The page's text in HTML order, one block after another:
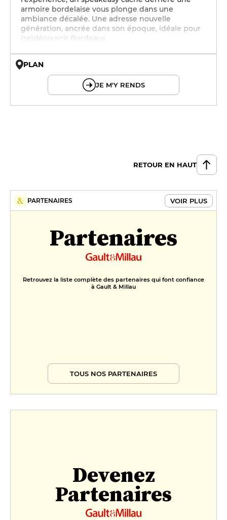
armoire bordelaise vous plonge dans une
ambiance décalée. Une adresse nouvelle
génération, ancrée dans son époque, idéale pour
(re)découvrir Bordeaux.
PLAN
JE M'Y RENDS
RETOUR EN HAUT
PARTENAIRES VOIR PLUS
Partenaires
Retrouvez la liste complète des partenaires qui font confiance
à Gault & Millau
TOUS NOS PARTENAIRES
Devenez
Partenaires